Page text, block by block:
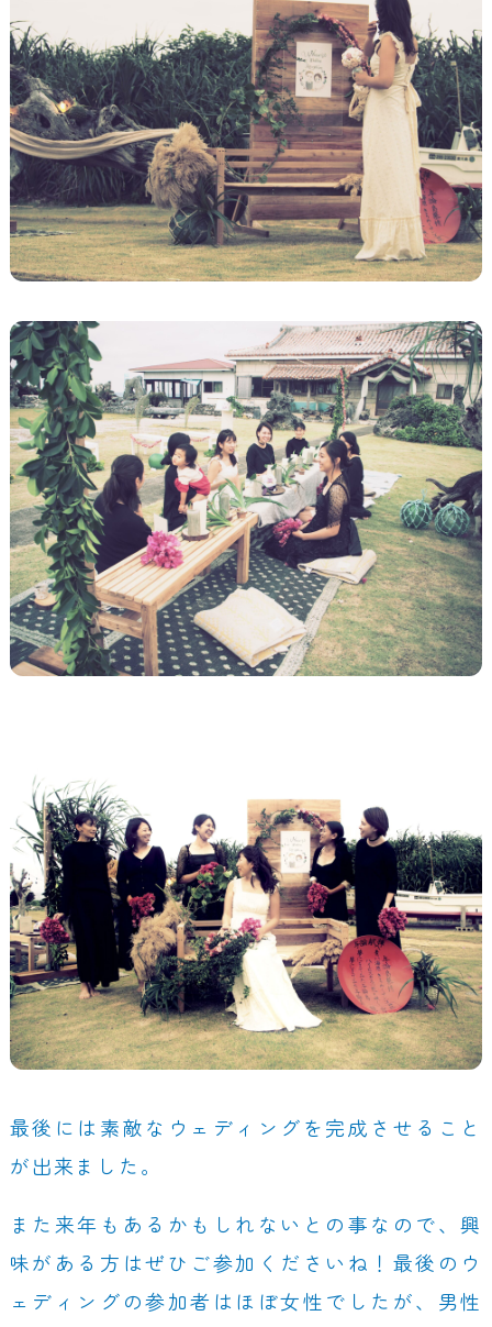
最後には素敵なウェディングを完成させること
が出来ました。
また来年もあるかもしれないとの事なので、興
味がある方はぜひご参加くださいね！最後のウ
ェディングの参加者はほぼ女性でしたが、男性